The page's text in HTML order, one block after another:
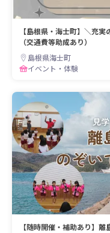
【島根県・海士町】＼充
（交通費等助成あり）
島根県海士町
イベント・体験
【随時開催・補助あり】